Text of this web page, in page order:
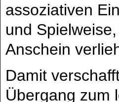
assoziativen
und
Anschein
Damit
Übergang zum